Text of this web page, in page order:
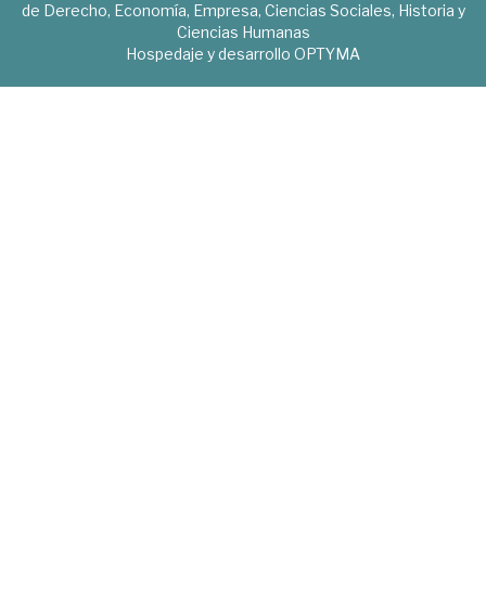
de Derecho, Economía, Empresa, Ciencias Sociales, Historia y
Ciencias Humanas
Hospedaje y desarrollo OPTYMA